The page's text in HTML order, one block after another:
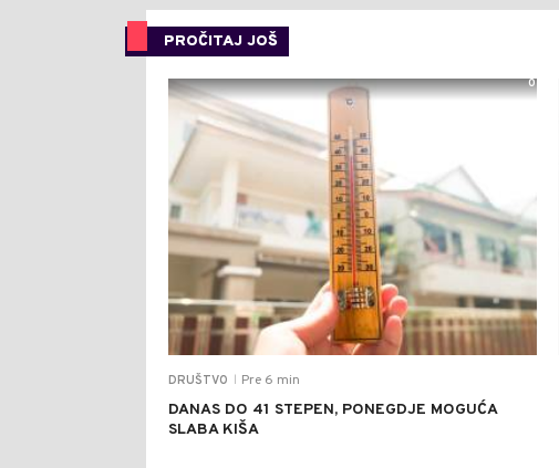
PROČITAJ JOŠ
DRUŠTVO Pre 6 min
DANAS DO 41 STEPEN, PONEGDJE MOGUĆA
SLABA KIŠA
0